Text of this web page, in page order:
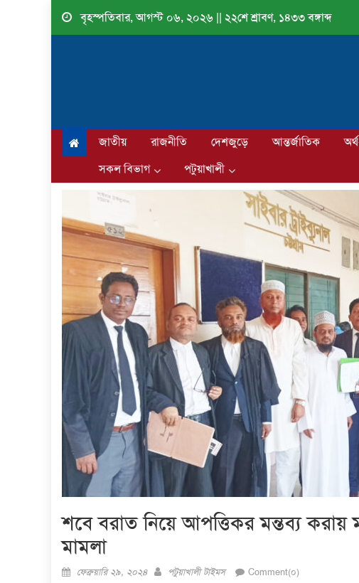
Skip
বৃহস্পতিবার, আগস্ট ০৬, ২০২৬ || ২২শে শ্রাবণ, ১৪৩৩ বঙ্গাব্দ
জাতীয় রাজনীতি দেশজুড়ে আন্তর্জাতিক
সকল বিভাগ
পটুয়াখালী
শবে বরাত নিয়ে আপত্তিকর মন্তব্য করায়
মামলা
Posted
ফেব্রুয়ারি ২৯, ২০২৪ Author
পটুয়াখালী টাইমস Comment(০)